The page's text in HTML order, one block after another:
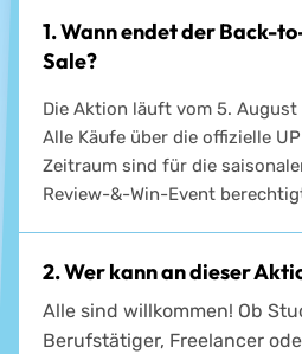
1. Wann endet der Back-
Sale?
Die Aktion läuft vom 5. August
Alle Käufe über die offizielle
Zeitraum sind für die
Review-&-Win-Event
2. Wer kann an dieser
Alle sind willkommen! Ob
Berufstätiger, Freelancer